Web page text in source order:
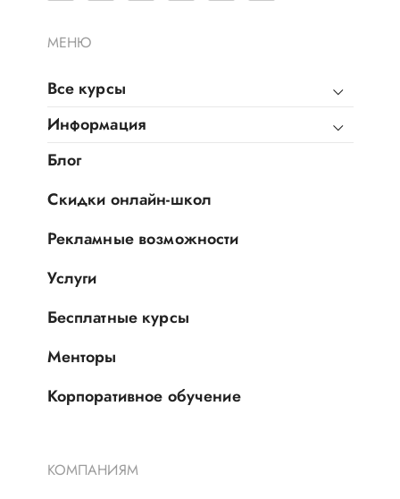
МЕНЮ
Все курсы
Информация
Блог
Скидки онлайн-школ
Рекламные возможности
Услуги
Бесплатные курсы
Менторы
Корпоративное обучение
КОМПАНИЯМ